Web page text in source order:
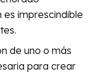
imprescindible
de uno o más
para crear